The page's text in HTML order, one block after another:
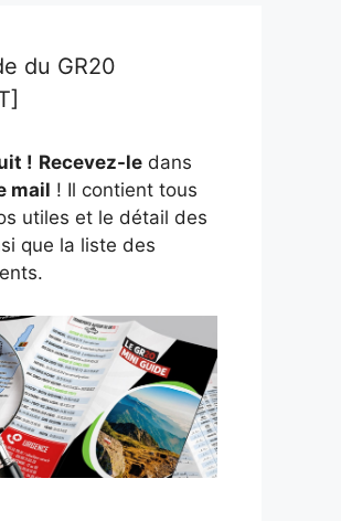
du GR20
! Recevez-le dans
mail ! Il contient tous
utiles et le détail des
que la liste des